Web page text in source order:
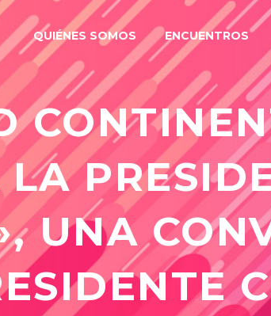
QUIÉNES SOMOS ENCUENTROS
LA
UNA